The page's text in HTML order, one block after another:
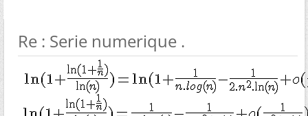
Re : Serie numerique .